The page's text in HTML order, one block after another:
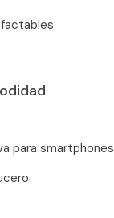
para smartphones